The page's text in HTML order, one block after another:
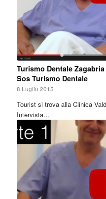
Turismo Dentale
Sos Turismo Dentale
8 Luglio 2015
Tourist si trova alla Clinica
Intervista…